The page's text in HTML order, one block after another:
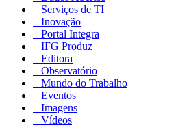
Serviços de TI
Inovação
Portal Integra
IFG Produz
Editora
Observatório
Mundo do Trabalho
Eventos
Imagens
Vídeos